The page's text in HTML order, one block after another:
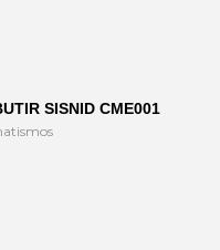
SISNID CME001